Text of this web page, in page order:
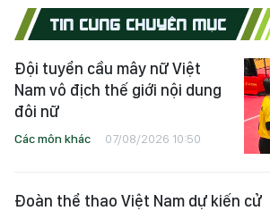
TIN CÙNG CHUYÊN MỤC
Đội tuyển cầu mây nữ Việt
Nam vô địch thế giới nội dung
đôi nữ
Các môn khác 07/08/2026 10:50
Đoàn thể thao Việt Nam dự kiến cử